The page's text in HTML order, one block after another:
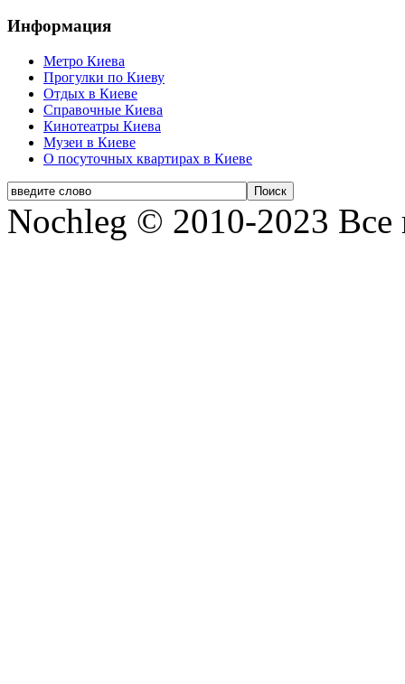
Информация
Метро Киева
Прогулки по Киеву
Отдых в Киеве
Справочные Киева
Кинотеатры Киева
Музеи в Киеве
О посуточных квартирах в Киеве
Nochleg © 2010-2023